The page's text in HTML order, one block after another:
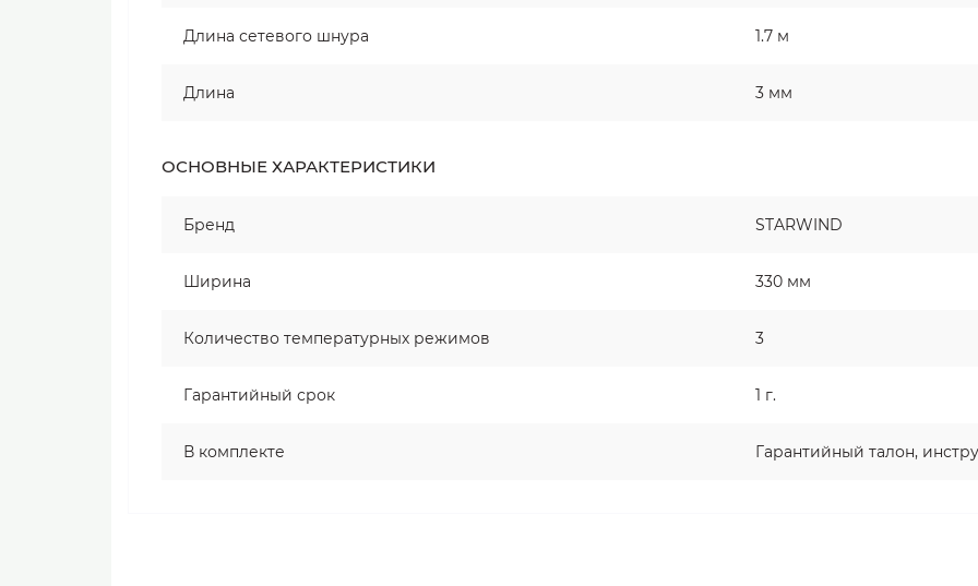
Длина сетевого шнура 1.7 м
Длина 3 мм
ОСНОВНЫЕ ХАРАКТЕРИСТИКИ
Бренд STARWIND
Ширина 330 мм
Количество температурных режимов 3
Гарантийный срок 1 г.
В комплекте Гарантийный талон,